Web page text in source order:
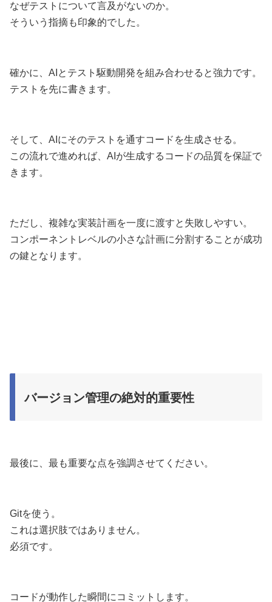
なぜテストについて言及がないのか。
そういう指摘も印象的でした。
確かに、AIとテスト駆動開発を組み合わせると強力です。
テストを先に書きます。
そして、AIにそのテストを通すコードを生成させる。
この流れで進めれば、AIが生成するコードの品質を保証で
きます。
ただし、複雑な実装計画を一度に渡すと失敗しやすい。
コンポーネントレベルの小さな計画に分割することが成功
の鍵となります。
バージョン管理の絶対的重要性
最後に、最も重要な点を強調させてください。
Gitを使う。
これは選択肢ではありません。
必須です。
コードが動作した瞬間にコミットします。